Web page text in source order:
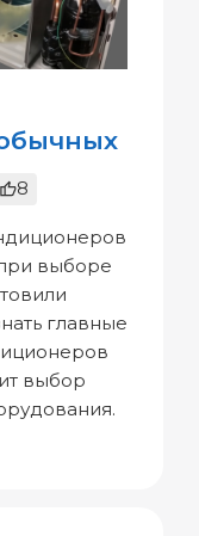
8
выборе
главные
выбор